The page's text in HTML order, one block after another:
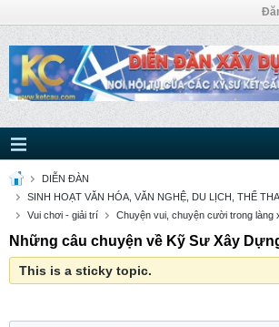
DIỄN ĐÀN
SINH HOẠT VĂN HÓA, VĂN NGHỆ, DU LỊCH, THỂ
Vui chơi - giải trí
Chuyện vui, chuyện cười trong làng
Những câu chuyện về Kỹ Sư Xây
This is a sticky topic.